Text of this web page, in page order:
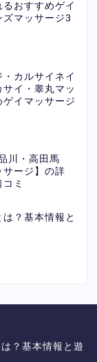
おすすめゲイ
ズマッサージ3
カルサイネイ
イ・睾丸マッ
イマッサージ
川・高田馬
サージ】の詳
ミ
？基本情報と
？基本情報と遊